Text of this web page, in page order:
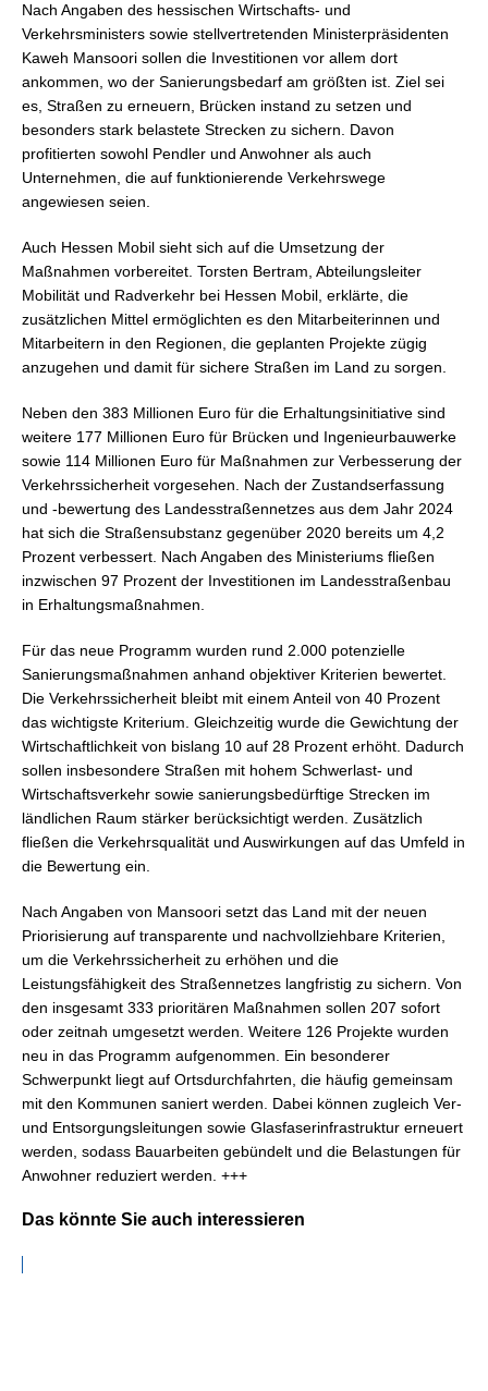
Nach Angaben des hessischen Wirtschafts- und
Verkehrsministers sowie stellvertretenden Ministerpräsidenten
Kaweh Mansoori sollen die Investitionen vor allem dort
ankommen, wo der Sanierungsbedarf am größten ist. Ziel sei
es, Straßen zu erneuern, Brücken instand zu setzen und
besonders stark belastete Strecken zu sichern. Davon
profitierten sowohl Pendler und Anwohner als auch
Unternehmen, die auf funktionierende Verkehrswege
angewiesen seien.
Auch Hessen Mobil sieht sich auf die Umsetzung der
Maßnahmen vorbereitet. Torsten Bertram, Abteilungsleiter
Mobilität und Radverkehr bei Hessen Mobil, erklärte, die
zusätzlichen Mittel ermöglichten es den Mitarbeiterinnen und
Mitarbeitern in den Regionen, die geplanten Projekte zügig
anzugehen und damit für sichere Straßen im Land zu sorgen.
Neben den 383 Millionen Euro für die Erhaltungsinitiative sind
weitere 177 Millionen Euro für Brücken und Ingenieurbauwerke
sowie 114 Millionen Euro für Maßnahmen zur Verbesserung der
Verkehrssicherheit vorgesehen. Nach der Zustandserfassung
und -bewertung des Landesstraßennetzes aus dem Jahr 2024
hat sich die Straßensubstanz gegenüber 2020 bereits um 4,2
Prozent verbessert. Nach Angaben des Ministeriums fließen
inzwischen 97 Prozent der Investitionen im Landesstraßenbau
in Erhaltungsmaßnahmen.
Für das neue Programm wurden rund 2.000 potenzielle
Sanierungsmaßnahmen anhand objektiver Kriterien bewertet.
Die Verkehrssicherheit bleibt mit einem Anteil von 40 Prozent
das wichtigste Kriterium. Gleichzeitig wurde die Gewichtung der
Wirtschaftlichkeit von bislang 10 auf 28 Prozent erhöht. Dadurch
sollen insbesondere Straßen mit hohem Schwerlast- und
Wirtschaftsverkehr sowie sanierungsbedürftige Strecken im
ländlichen Raum stärker berücksichtigt werden. Zusätzlich
fließen die Verkehrsqualität und Auswirkungen auf das Umfeld in
die Bewertung ein.
Nach Angaben von Mansoori setzt das Land mit der neuen
Priorisierung auf transparente und nachvollziehbare Kriterien,
um die Verkehrssicherheit zu erhöhen und die
Leistungsfähigkeit des Straßennetzes langfristig zu sichern. Von
den insgesamt 333 prioritären Maßnahmen sollen 207 sofort
oder zeitnah umgesetzt werden. Weitere 126 Projekte wurden
neu in das Programm aufgenommen. Ein besonderer
Schwerpunkt liegt auf Ortsdurchfahrten, die häufig gemeinsam
mit den Kommunen saniert werden. Dabei können zugleich Ver-
und Entsorgungsleitungen sowie Glasfaserinfrastruktur erneuert
werden, sodass Bauarbeiten gebündelt und die Belastungen für
Anwohner reduziert werden. +++
Das könnte Sie auch interessieren